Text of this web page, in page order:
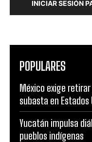
INICIAR SESIÓN
POPULARES
México exige
subasta en Estados
Yucatán impulsa
pueblos indígenas